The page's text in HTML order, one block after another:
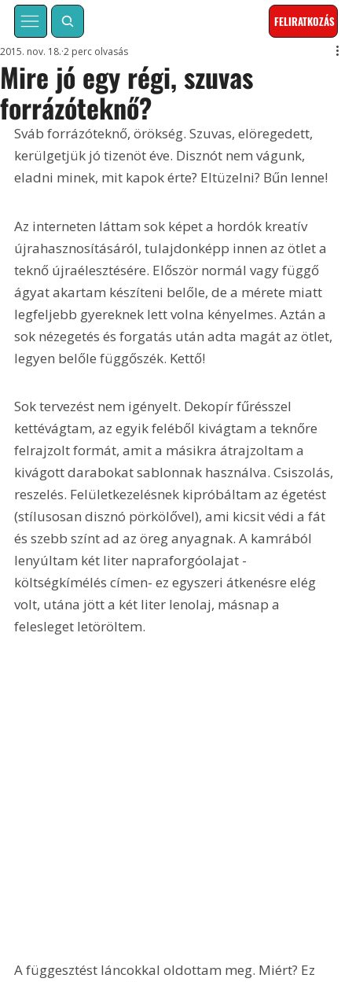
FELIRATKOZÁS
Mire jó egy régi, szuvas
forrázóteknő?
2015. nov. 18. 2 perc olvasás
Sváb forrázóteknő, örökség. Szuvas, elöregedett,
kerülgetjük jó tizenöt éve. Disznót nem vágunk,
eladni minek, mit kapok érte? Eltüzelni? Bűn lenne!
Az interneten láttam sok képet a hordók kreatív
újrahasznosításáról, tulajdonképp innen az ötlet a
teknő újraélesztésére. Először normál vagy függő
ágyat akartam készíteni belőle, de a mérete miatt
legfeljebb gyereknek lett volna kényelmes. Aztán a
sok nézegetés és forgatás után adta magát az ötlet,
legyen belőle függőszék. Kettő!
Sok tervezést nem igényelt. Dekopír fűrésszel
kettévágtam, az egyik feléből kivágtam a teknőre
felrajzolt formát, amit a másikra átrajzoltam a
kivágott darabokat sablonnak használva. Csiszolás,
reszelés. Felületkezelésnek kipróbáltam az égetést
(stílusosan disznó pörkölővel), ami kicsit védi a fát
és szebb színt ad az öreg anyagnak. A kamrából
lenyúltam két liter napraforgóolajat -
költségkímélés címen- ez egyszeri átkenésre elég
volt, utána jött a két liter lenolaj, másnap a
felesleget letöröltem.
A függesztést láncokkal oldottam meg. Miért? Ez